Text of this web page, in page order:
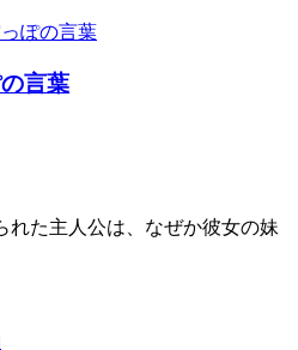
言葉
れた主人公は、なぜか彼女の妹